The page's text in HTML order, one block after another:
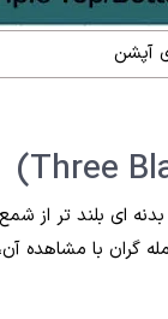
آپشن
بلند تر از شمع
گران با مشاهده